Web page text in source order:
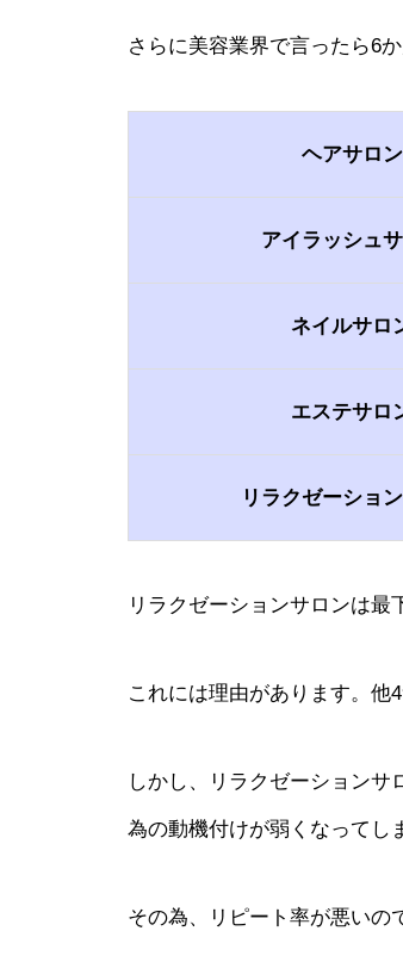
さらに美容業界で言ったら6
ヘアサロン
アイラッシュ
ネイルサロ
エステサロ
リラクゼーショ
リラクゼーションサロンは最
これには理由があります。他
しかし、リラクゼーションサ
為の動機付けが弱くなってし
その為、リピート率が悪いの